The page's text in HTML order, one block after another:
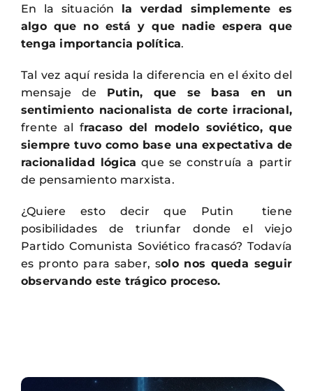
En la situación la verdad simplemente es
algo que no está y que nadie espera que
tenga importancia política.
Tal vez aquí resida la diferencia en el éxito del
mensaje de Putin, que se basa en un
sentimiento nacionalista de corte irracional,
frente al fracaso del modelo soviético, que
siempre tuvo como base una expectativa de
racionalidad lógica que se construía a partir
de pensamiento marxista.
¿Quiere esto decir que Putin tiene
posibilidades de triunfar donde el viejo
Partido Comunista Soviético fracasó? Todavía
es pronto para saber, solo nos queda seguir
observando este trágico proceso.